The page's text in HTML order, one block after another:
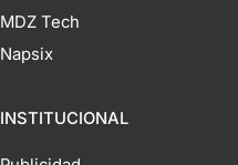
MDZ Tech
Napsix
INSTITUCIONAL